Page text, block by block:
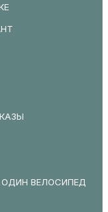
ВЕЛОСИПЕД